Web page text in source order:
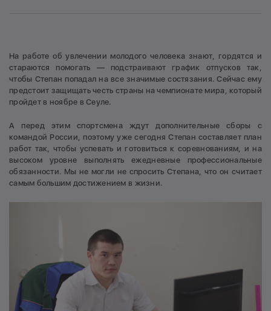
На работе об увлечении молодого человека знают, гордятся и
стараются помогать — подстраивают график отпусков так,
чтобы Степан попадал на все значимые состязания. Сейчас ему
предстоит защищать честь страны на чемпионате мира, который
пройдет в ноябре в Сеуле.
А перед этим спортсмена ждут дополнительные сборы с
командой России, поэтому уже сегодня Степан составляет план
работ так, чтобы успевать и готовиться к соревнованиям, и на
высоком уровне выполнять ежедневные профессиональные
обязанности. Мы не могли не спросить Степана, что он считает
самым большим достижением в жизни.